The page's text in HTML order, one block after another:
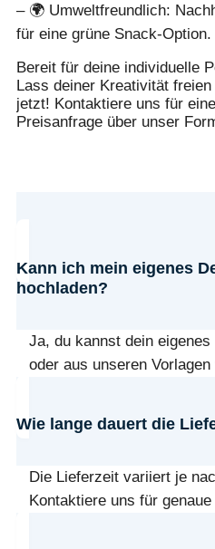
– 🌍 Umweltfreundlich:
für eine grüne Snack-Option.
Bereit für deine individuelle
Lass deiner Kreativität
jetzt! Kontaktiere uns für
Preisanfrage über unser
Kann ich mein eigenes
hochladen?
Ja, du kannst dein
oder aus unseren Vorlagen
Wie lange dauert die
Die Lieferzeit variiert je
Kontaktiere uns für